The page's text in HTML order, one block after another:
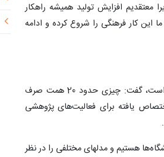
معتقدیم افزایش تولید همیشه راهکار
کار فرهنگی را شروع کرده و ادامه
وی با اشاره به اینکه در بخش رفاهی مهمترین دغدغه ما تغذیه است، گفت: چیزی حدود 20 همت صرف
یافته برای فعالیت‌های پژوهشی
هستیم و مدلهای مختلفی را در نظر